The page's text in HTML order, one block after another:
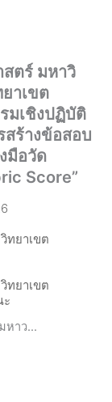
ตร์ มหาวิ
าเขต
มเชิงปฏิบัติ
สร้างข้อสอบ
มือวัด
Score”
ทยาเขต
ทยาเขต
ะ
หาว...